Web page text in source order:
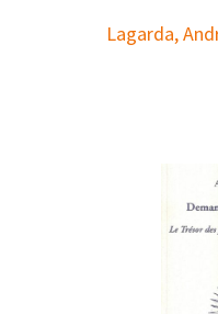
Lagarda,